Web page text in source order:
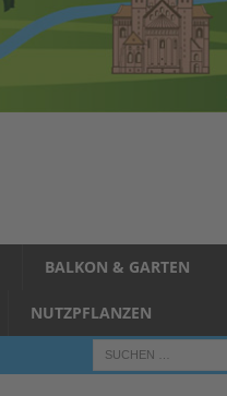
BALKON & GARTEN
NUTZPFLANZEN